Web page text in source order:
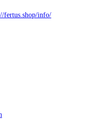
fertus.shop/info/